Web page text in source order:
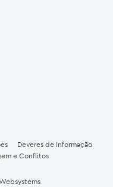
Deveres de Informação
e Conflitos